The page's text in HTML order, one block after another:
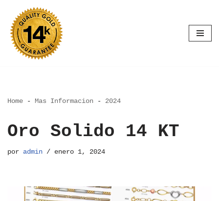
Saltar
al
contenido
Home - Mas Informacion - 2024
Oro Solido 14 KT
por admin enero 1, 2024